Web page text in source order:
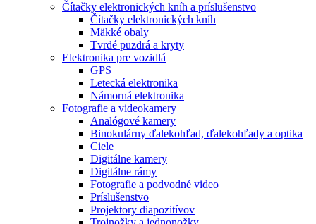
Čítačky elektronických kníh a príslušenstvo
Čítačky elektronických kníh
Mäkké obaly
Tvrdé puzdrá a kryty
Elektronika pre vozidlá
GPS
Letecká elektronika
Námorná elektronika
Fotografie a videokamery
Analógové kamery
Binokulárny ďalekohľad, ďalekohľady a optika
Ciele
Digitálne kamery
Digitálne rámy
Fotografie a podvodné video
Príslušenstvo
Projektory diapozitívov